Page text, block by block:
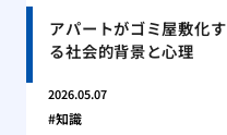
アパートがゴミ屋敷化す
る社会的背景と心理
2026.05.07
知識